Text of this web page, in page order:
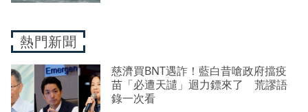
熱門新聞
慈濟買BNT遇詐！藍白昔嗆政府擋疫
苗「必遭天譴」迴力鏢來了 荒謬語
錄一次看